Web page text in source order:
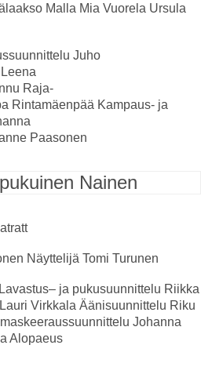
Malla Mia Vuorela Ursula
Juho
Leena
Raja-
Rintamäenpää Kampaus- ja
Paasonen
Nainen
Näyttelijä Tomi Turunen
Lavastus– ja pukusuunnittelu Riikka
Lauri Virkkala Äänisuunnittelu Riku
Johanna
Alopaeus